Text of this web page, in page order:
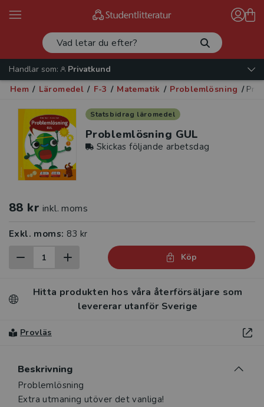
Handlar som:
Privatkund
Hem / Läromedel / F-3 / Matematik / Problemlösning /
Statsbidrag läromedel
Problemlösning GUL
Skickas följande arbetsdag
88 kr inkl. moms
Exkl. moms: 83 kr
Köp
Hitta produkten hos våra återförsäljare som
levererar utanför Sverige
Provläs
Beskrivning
Problemlösning
Extra utmaning utöver det vanliga!